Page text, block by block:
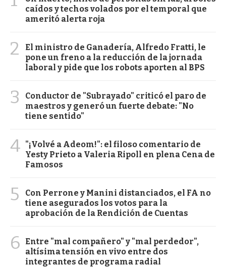
caídos y techos volados por el temporal que
ameritó alerta roja
2
El ministro de Ganadería, Alfredo Fratti, le
pone un freno a la reducción de la jornada
laboral y pide que los robots aporten al BPS
3
Conductor de "Subrayado" criticó el paro de
maestros y generó un fuerte debate: "No
tiene sentido"
4 "¡Volvé a Adeom!": el filoso comentario de
Yesty Prieto a Valeria Ripoll en plena Cena de
Famosos
5
Con Perrone y Manini distanciados, el FA no
tiene asegurados los votos para la
aprobación de la Rendición de Cuentas
6
Entre "mal compañero" y "mal perdedor",
altísima tensión en vivo entre dos
integrantes de programa radial